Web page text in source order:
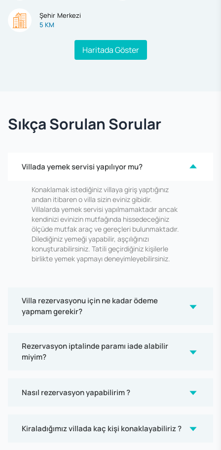
Şehir Merkezi
5 KM
Haritada Göster
Sıkça Sorulan Sorular
Villada yemek servisi yapılıyor mu?
Konaklamak istediğiniz villaya giriş yaptığınız
andan itibaren o villa sizin eviniz gibidir.
Villalarda yemek servisi yapılmamaktadır ancak
kendinizi evinizin mutfağında hissedeceğiniz
ölçüde mutfak araç ve gereçleri bulunmaktadır.
Dilediğiniz yemeği yapabilir, aşçılığınızı
konuşturabilirsiniz. Tatili geçirdiğiniz kişilerle
birlikte yemek yapmayı deneyimleyebilirsiniz.
Villa rezervasyonu için ne kadar ödeme
yapmam gerekir?
Rezervasyon iptalinde paramı iade alabilir
miyim?
Nasıl rezervasyon yapabilirim ?
Kiraladığımız villada kaç kişi konaklayabiliriz ?